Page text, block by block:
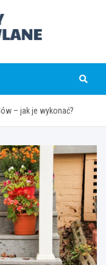
– jak je wykonać?